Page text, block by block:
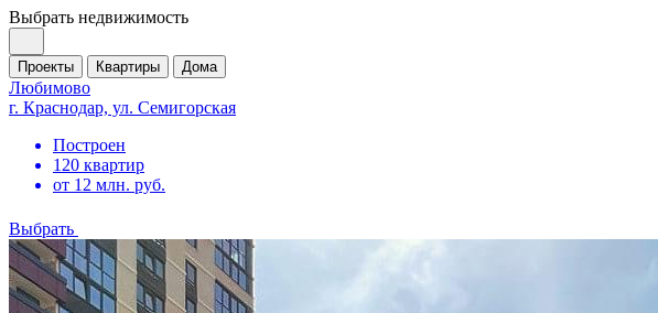
Выбрать недвижимость
Проекты Квартиры Дома
Любимово
г. Краснодар, ул. Семигорская
Построен
120 квартир
от 12 млн. руб.
Выбрать